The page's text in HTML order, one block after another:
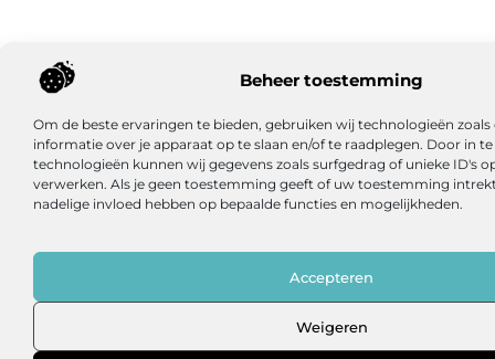
Beheer toestemming
Om de beste ervaringen te bieden, gebruiken wij technologieën
informatie over je apparaat op te slaan en/of te raadplegen. Door in
technologieën kunnen wij gegevens zoals surfgedrag of unieke ID's
verwerken. Als je geen toestemming geeft of uw toestemming
nadelige invloed hebben op bepaalde functies en mogelijkheden.
Accepteren
Weigeren